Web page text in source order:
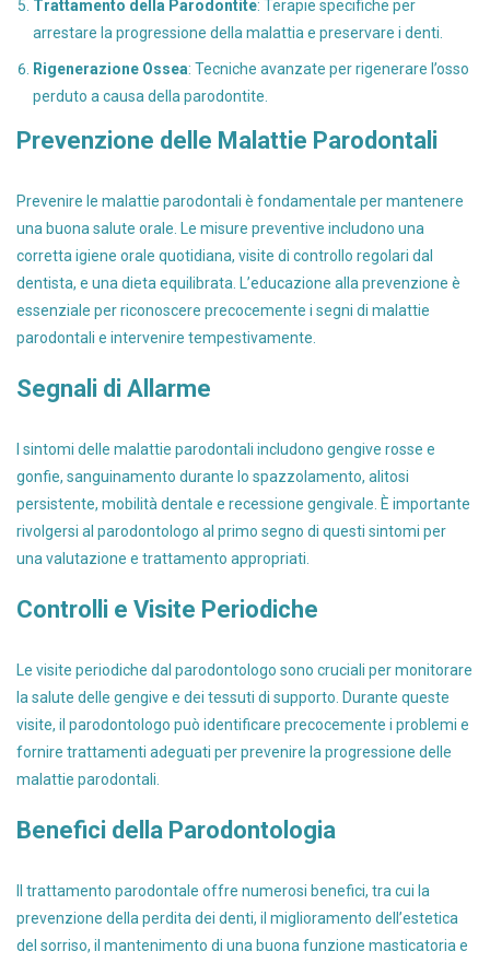
Trattamento della Parodontite: Terapie specifiche per
arrestare la progressione della malattia e preservare i denti.
Rigenerazione Ossea: Tecniche avanzate per rigenerare l’osso
perduto a causa della parodontite.
Prevenzione delle Malattie Parodontali
Prevenire le malattie parodontali è fondamentale per mantenere
una buona salute orale. Le misure preventive includono una
corretta igiene orale quotidiana, visite di controllo regolari dal
dentista, e una dieta equilibrata. L’educazione alla prevenzione è
essenziale per riconoscere precocemente i segni di malattie
parodontali e intervenire tempestivamente.
Segnali di Allarme
I sintomi delle malattie parodontali includono gengive rosse e
gonfie, sanguinamento durante lo spazzolamento, alitosi
persistente, mobilità dentale e recessione gengivale. È importante
rivolgersi al parodontologo al primo segno di questi sintomi per
una valutazione e trattamento appropriati.
Controlli e Visite Periodiche
Le visite periodiche dal parodontologo sono cruciali per monitorare
la salute delle gengive e dei tessuti di supporto. Durante queste
visite, il parodontologo può identificare precocemente i problemi e
fornire trattamenti adeguati per prevenire la progressione delle
malattie parodontali.
Benefici della Parodontologia
Il trattamento parodontale offre numerosi benefici, tra cui la
prevenzione della perdita dei denti, il miglioramento dell’estetica
del sorriso, il mantenimento di una buona funzione masticatoria e